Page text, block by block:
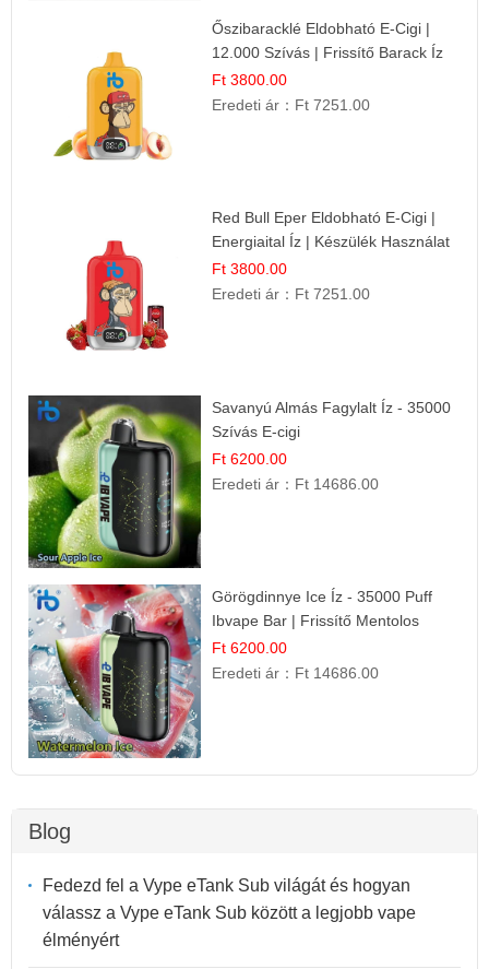
Őszibaracklé Eldobható E-Cigi |
12.000 Szívás | Frissítő Barack Íz
Ft 3800.00
Eredeti ár： Ft 7251.00
Red Bull Eper Eldobható E-Cigi |
Energiaital Íz | Készülék Használat
Ft 3800.00
Eredeti ár： Ft 7251.00
Savanyú Almás Fagylalt Íz - 35000
Szívás E-cigi
Ft 6200.00
Eredeti ár： Ft 14686.00
Görögdinnye Ice Íz - 35000 Puff
Ibvape Bar | Frissítő Mentolos
Élmény!
Ft 6200.00
Eredeti ár： Ft 14686.00
Blog
Fedezd fel a Vype eTank Sub világát és hogyan
válassz a Vype eTank Sub között a legjobb vape
élményért